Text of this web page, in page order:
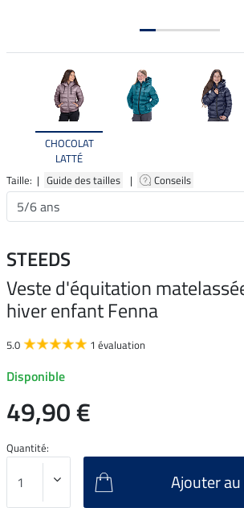
CHOCOLAT
LATTÉ
Taille: | Guide des tailles | Conseils
STEEDS
Veste d'équitation
hiver enfant Fenna
5.0 1 évaluation
Disponible
49,90 €
Quantité:
Ajouter